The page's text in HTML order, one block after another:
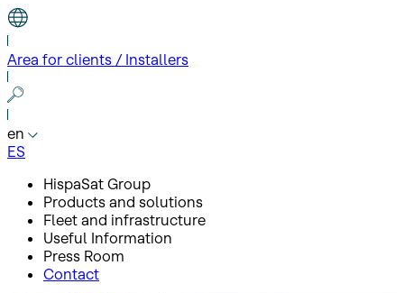
Area for clients / Installers
en
ES
HispaSat Group
Products and solutions
Fleet and infrastructure
Useful Information
Press Room
Contact